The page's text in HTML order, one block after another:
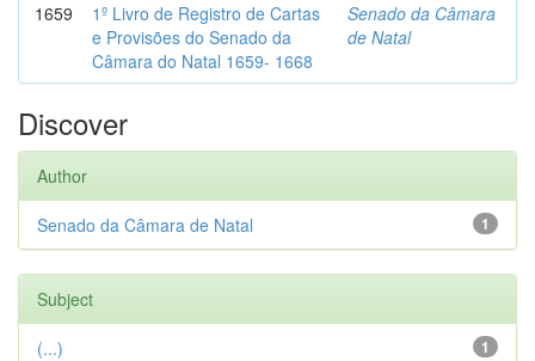
1659
1º Livro de Registro de Cartas
e Provisões do Senado da
Câmara do Natal 1659- 1668
Senado da Câmara
de Natal
Discover
Author
1
Senado da Câmara de Natal
Subject
1
(...)